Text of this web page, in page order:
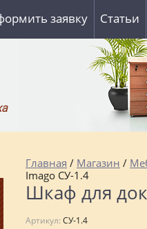
заявку Статьи
Главная / Магазин /
Imago СУ-1.4
Шкаф для
Артикул: СУ-1.4